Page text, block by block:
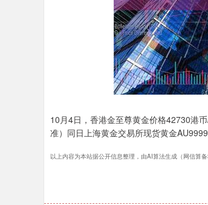
10月4日，香港金至尊黄金价格42730港
准）同日上海黄金交易所现货黄金
以上内容为本站据公开信息整理，由AI算法生成（网信算